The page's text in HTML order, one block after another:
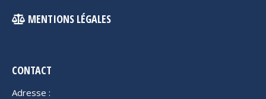
MENTIONS LÉGALES
CONTACT
Adresse :